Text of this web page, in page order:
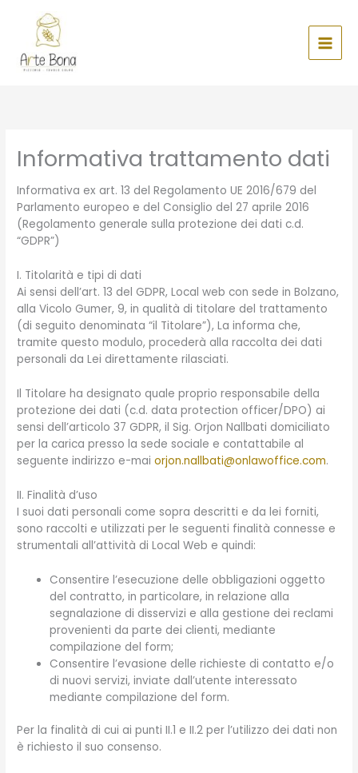
content
Informativa trattamento dati
Informativa ex art. 13 del Regolamento UE 2016/679 del
Parlamento europeo e del Consiglio del 27 aprile 2016
(Regolamento generale sulla protezione dei dati c.d.
“GDPR”)
I. Titolarità e tipi di dati
Ai sensi dell’art. 13 del GDPR, Local web con sede in Bolzano,
alla Vicolo Gumer, 9, in qualità di titolare del trattamento
(di seguito denominata “il Titolare”), La informa che,
tramite questo modulo, procederà alla raccolta dei dati
personali da Lei direttamente rilasciati.
Il Titolare ha designato quale proprio responsabile della
protezione dei dati (c.d. data protection officer/DPO) ai
sensi dell’articolo 37 GDPR, il Sig. Orjon Nallbati domiciliato
per la carica presso la sede sociale e contattabile al
seguente indirizzo e-maiorjon.nallbati@onlawoffice.com.
II. Finalità d’uso
I suoi dati personali come sopra descritti e da lei forniti,
sono raccolti e utilizzati per le seguenti finalità connesse e
strumentali all’attività di Local Web e quindi:
Consentire l’esecuzione delle obbligazioni oggetto
del contratto, in particolare, in relazione alla
segnalazione di disservizi e alla gestione dei reclami
provenienti da parte dei clienti, mediante
compilazione del form;
Consentire l’evasione delle richieste di contatto e/o
di nuovi servizi, inviate dall’utente interessato
mediante compilazione del form.
Per la finalità di cui ai punti II.1 e II.2 per l’utilizzo dei dati non
è richiesto il suo consenso.